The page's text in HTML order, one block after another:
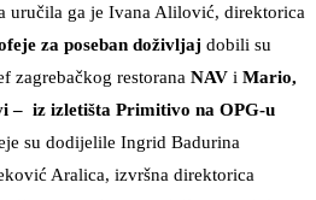
uručila ga je Ivana Alilović, direktorica
za poseban doživljaj dobili su
zagrebačkog restorana NAV i Mario,
– iz izletišta Primitivo na OPG-u
su dodijelile Ingrid Badurina
Aralica, izvršna direktorica